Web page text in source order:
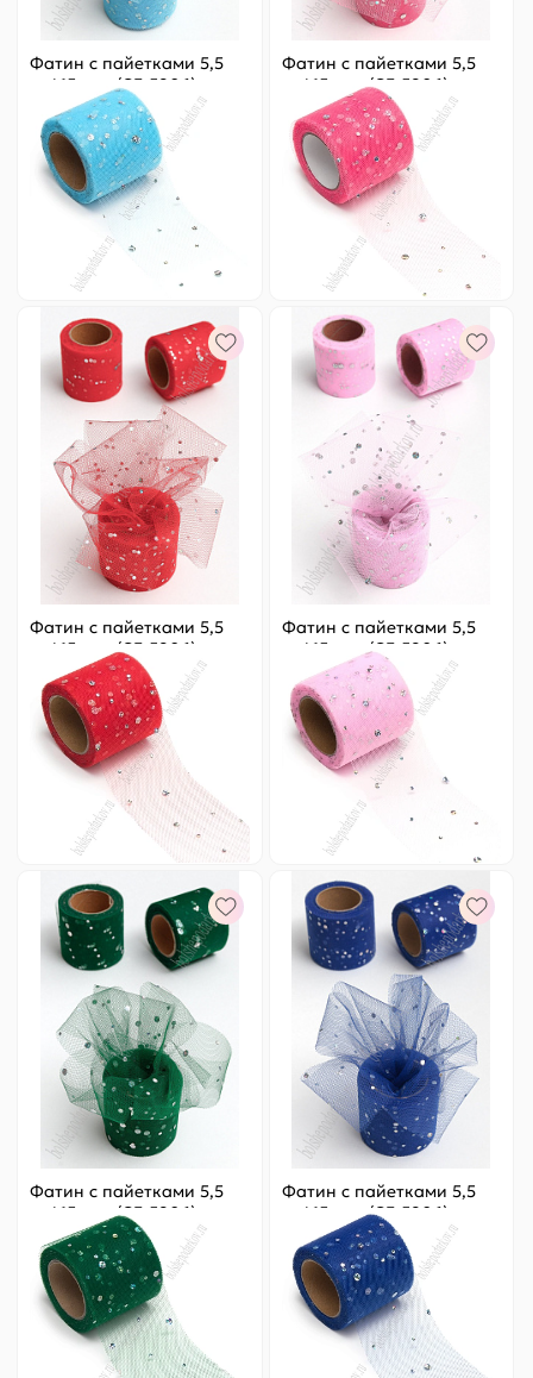
Фатин с пайетками 5,5
см*15 ярд (SF-5806)
голубой №27
Цена заярд:
Артикул: 803-442
+
Фатин с пайетками 5,5
см*15 ярд (SF-5806)
коралловый №43
Цена заярд:
Артикул: 803-443
+
Фатин с пайетками 5,5
см*15 ярд (SF-5806)
красный №37
Цена заярд:
Артикул: 803-444
Оптовая
+
Фатин с пайетками 5,5
см*15 ярд (SF-5806)
розовый №42
Цена за ярд :
Артикул:
803-445
Оптовая
+
Фатин с пайетками 5,5
см*15 ярд (SF-5806)
темно-зеленый №19
Цена за ярд:
Артикул: 803-446
95 ₽
Оптовая
Фатин с пайетками 5,5
см*15 ярд (SF-5806)
темно-синий №24
Цена заярд :
Артикул: 803-447
Оптовая